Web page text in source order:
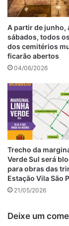
A partir de junho,
sábados, todos
dos cemitérios
ficarão abertos
04/06/2026
Trecho da
Verde Sul será
para obras das
Estação Vila São
21/05/2026
Deixe um